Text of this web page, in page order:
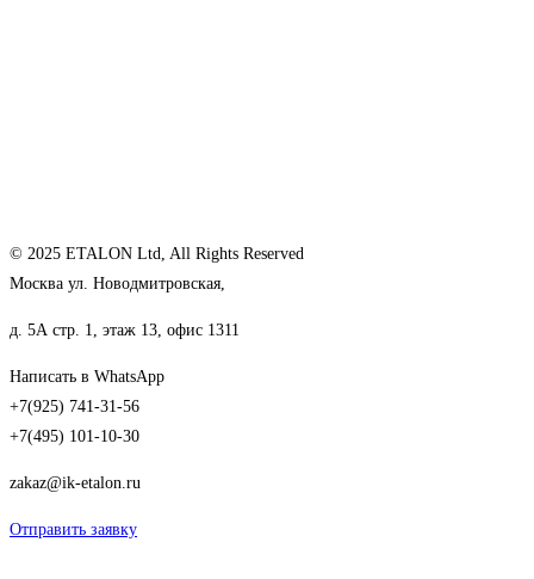
© 2025 ETALON Ltd, All Rights Reserved
Москва ул. Новодмитровская,
д. 5А стр. 1, этаж 13, офис 1311
Написать в WhatsApp
+7(925) 741-31-56
+7(495) 101-10-30
zakaz@ik-etalon.ru
Отправить заявку